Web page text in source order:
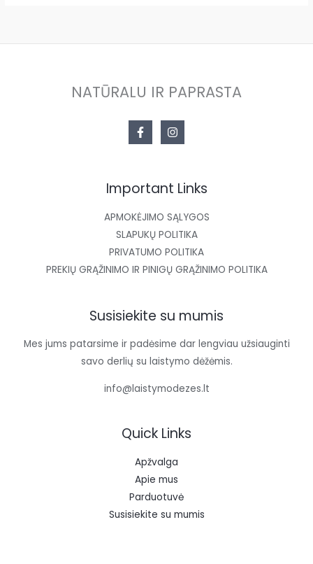
NATŪRALU IR PAPRASTA
Important Links
APMOKĖJIMO SĄLYGOS
SLAPUKŲ POLITIKA
PRIVATUMO POLITIKA
PREKIŲ GRĄŽINIMO IR PINIGŲ GRĄŽINIMO POLITIKA
Susisiekite su mumis
Mes jums patarsime ir padėsime dar lengviau užsiauginti
savo derlių su laistymo dėžėmis.
info@laistymodezes.lt
Quick Links
Apžvalga
Apie mus
Parduotuvė
Susisiekite su mumis